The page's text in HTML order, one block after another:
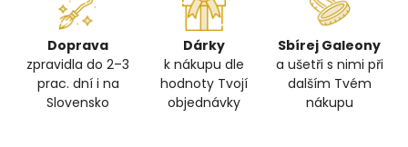
Doprava
zpravidla do 2–3
prac. dní i na
Slovensko
Dárky
k nákupu dle
hodnoty Tvojí
objednávky
Sbírej Galeony
a ušetři s nimi při
dalším Tvém
nákupu